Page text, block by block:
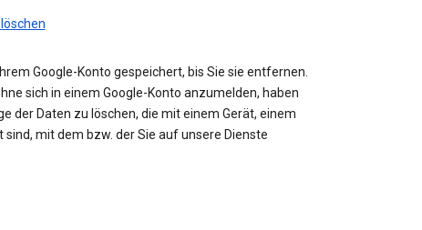
Google-Konto gespeichert, bis Sie sie entfernen.
sich in einem Google-Konto anzumelden, haben
der Daten zu löschen, die mit einem Gerät, einem
mit dem bzw. der Sie auf unsere Dienste